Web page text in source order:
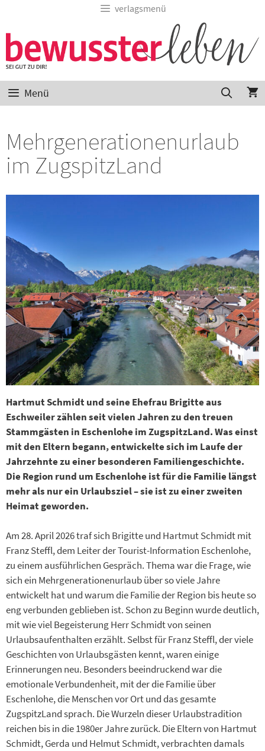
verlagsmenü
Menü
Mehrgenerationenurlaub
im ZugspitzLand
Hartmut Schmidt und seine Ehefrau Brigitte aus
Eschweiler zählen seit vielen Jahren zu den treuen
Stammgästen in Eschenlohe im ZugspitzLand. Was einst
mit den Eltern begann, entwickelte sich im Laufe der
Jahrzehnte zu einer besonderen Familiengeschichte.
Die Region rund um Eschenlohe ist für die Familie längst
mehr als nur ein Urlaubsziel – sie ist zu einer zweiten
Heimat geworden.
Am 28. April 2026 traf sich Brigitte und Hartmut Schmidt mit
Franz Steffl, dem Leiter der Tourist-Information Eschenlohe,
zu einem ausführlichen Gespräch. Thema war die Frage, wie
sich ein Mehrgenerationenurlaub über so viele Jahre
entwickelt hat und warum die Familie der Region bis heute so
eng verbunden geblieben ist. Schon zu Beginn wurde deutlich,
mit wie viel Begeisterung Herr Schmidt von seinen
Urlaubsaufenthalten erzählt. Selbst für Franz Steffl, der viele
Geschichten von Urlaubsgästen kennt, waren einige
Erinnerungen neu. Besonders beeindruckend war die
emotionale Verbundenheit, mit der die Familie über
Eschenlohe, die Menschen vor Ort und das gesamte
ZugspitzLand sprach. Die Wurzeln dieser Urlaubstradition
reichen bis in die 1980er Jahre zurück. Die Eltern von Hartmut
Schmidt, Gerda und Helmut Schmidt, verbrachten damals